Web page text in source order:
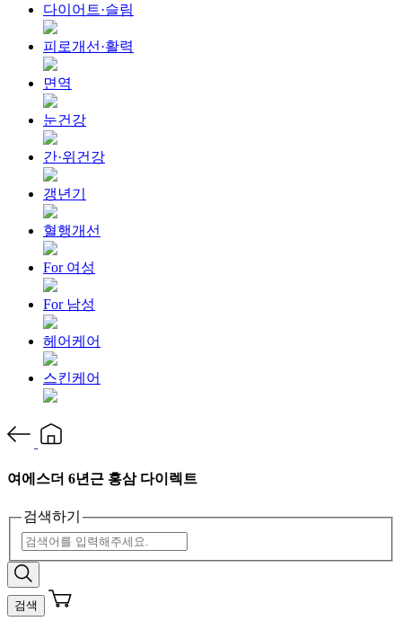
다이어트·슬림
피로개선·활력
면역
눈건강
간·위건강
갱년기
혈행개선
For 여성
For 남성
헤어케어
스킨케어
여에스더 6년근 홍삼 다이렉트
검색하기
검색